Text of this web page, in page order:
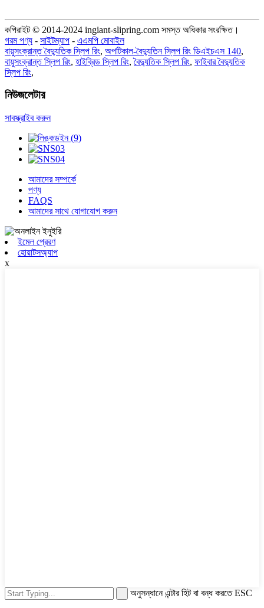
কপিরাইট © 2014-2024 ingiant-slipring.com সমস্ত অধিকার সংরক্ষিত।
গরম পণ্য - সাইটম্যাপ - এএমপি মোবাইল
বায়ুসংক্রান্ত বৈদ্যুতিক স্লিপ রিং, অপটিকাল-বৈদ্যুতিন স্লিপ রিং ডিএইচএস 140,
বায়ুসংক্রান্ত স্লিপ রিং, হাইব্রিড স্লিপ রিং,বৈদ্যুতিক স্লিপ রিং, ফাইবার বৈদ্যুতিক
স্লিপ রিং,
নিউজলেটার
সাবস্ক্রাইব করুন
আমাদের সম্পর্কে
পণ্য
FAQS
আমাদের সাথে যোগাযোগ করুন
ইমেল প্রেরণ
হোয়াটসঅ্যাপ
x
অনুসন্ধানে এন্টার হিট বা বন্ধ করতে ESC